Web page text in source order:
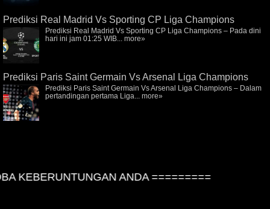
Prediksi Real Madrid Vs Sporting CP Liga Champions
Prediksi Real Madrid Vs Sporting CP Liga Champions – Pada dini
hari ini jam 01:25 WIB... more»
Prediksi Paris Saint Germain Vs Arsenal Liga Champions
Prediksi Paris Saint Germain Vs Arsenal Liga Champions – Dalam
pertandingan pertama Liga... more»
KEBERUNTUNGAN ANDA =========